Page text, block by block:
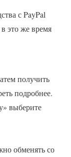
с PayPal
это же время
получить
подробнее.
выберите
обменять со